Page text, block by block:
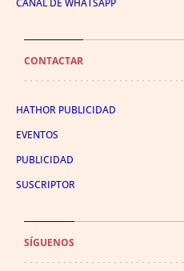
CANAL DE WHATSAPP
CONTACTAR
HATHOR PUBLICIDAD
EVENTOS
PUBLICIDAD
SUSCRIPTOR
SÍGUENOS